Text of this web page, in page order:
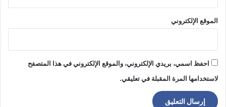
الموقع الإلكتروني
احفظ اسمي، بريدي الإلكتروني، والموقع الإلكتروني في هذا المتصفح
لاستخدامها المرة المقبلة في تعليقي.